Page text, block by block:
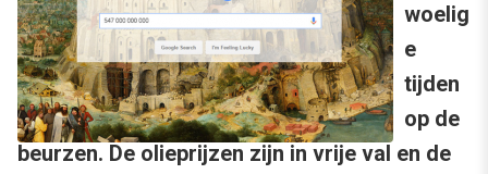
woelig
e
tijden
op de
beurzen. De olieprijzen zijn in vrije val en de